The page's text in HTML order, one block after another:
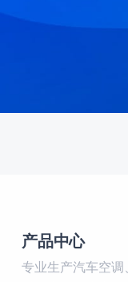
产品中心
专业生产汽车空